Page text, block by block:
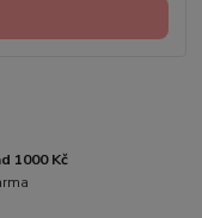
1000 Kč